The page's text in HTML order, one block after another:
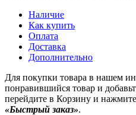
Наличие
Как купить
Оплата
Доставка
Дополнительно
Для покупки товара в нашем
понравившийся товар и
перейдите в Корзину и
«Быстрый заказ».